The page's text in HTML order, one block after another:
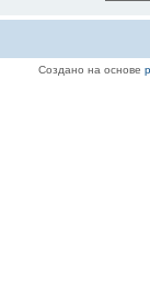
Создано на основе